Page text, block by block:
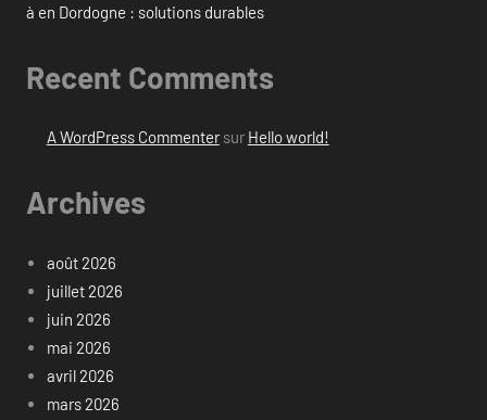
à en Dordogne : solutions durables
Recent Comments
A WordPress Commentersur Hello world!
Archives
août 2026
juillet 2026
juin 2026
mai 2026
avril 2026
mars 2026